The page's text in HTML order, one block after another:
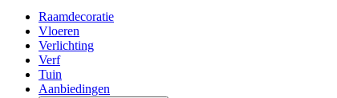
Raamdecoratie
Vloeren
Verlichting
Verf
Tuin
Aanbiedingen